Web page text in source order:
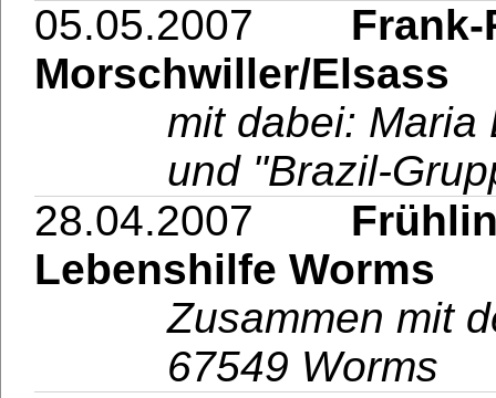
05.05.2007 Frank-
Morschwiller/Elsass
mit dabei: Maria
und "Brazil-
28.04.2007
Lebenshilfe Worms
Zusammen mit
67549 Worms